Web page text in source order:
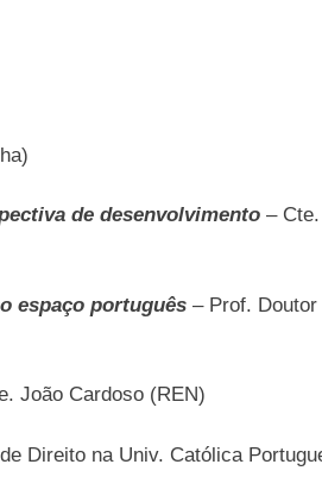
de desenvolvimento –
espaço português – Prof.
João Cardoso (REN)
Direito na Univ. Católica